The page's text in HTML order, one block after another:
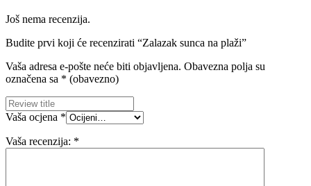
Još nema recenzija.
Budite prvi koji će recenzirati “Zalazak sunca na plaži”
Vaša adresa e-pošte neće biti objavljena. Obavezna polja su
označena sa * (obavezno)
Vaša ocjena *
Vaša recenzija: *